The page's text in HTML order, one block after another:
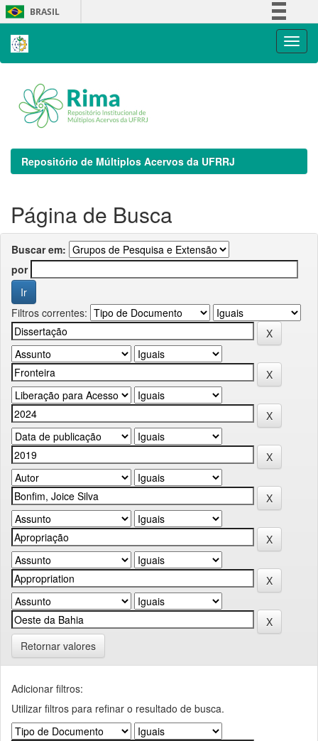
Skip
navigation
BRASIL
Repositório de Múltiplos Acervos da UFRRJ
Página de Busca
Buscar em:
por
Filtros correntes:
Retornar valores
Adicionar filtros:
Utilizar filtros para refinar o resultado de busca.